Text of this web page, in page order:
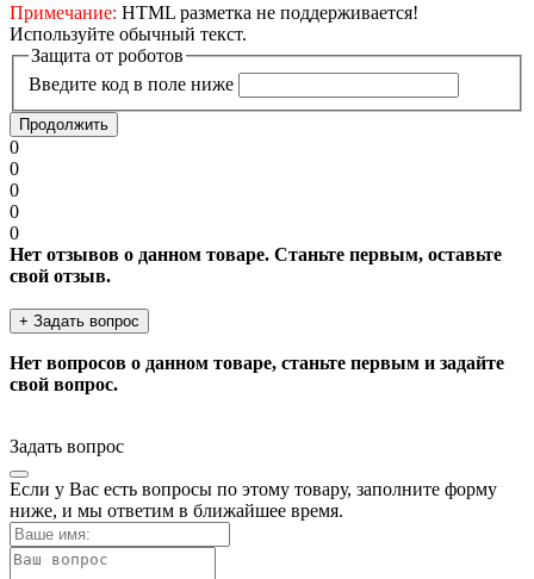
Примечание: HTML разметка не поддерживается!
Используйте обычный текст.
Защита от роботов
Введите код в поле ниже
Продолжить
0
0
0
0
0
Нет отзывов о данном товаре. Станьте первым, оставьте
свой отзыв.
+ Задать вопрос
Нет вопросов о данном товаре, станьте первым и задайте
свой вопрос.
Задать вопрос
Если у Вас есть вопросы по этому товару, заполните форму
ниже, и мы ответим в ближайшее время.